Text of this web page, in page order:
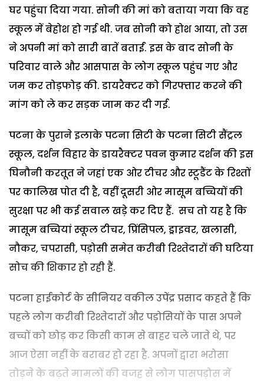
घर पहुंचा दिया गया. सोनी की मां को बताया गया कि वह
स्कूल में बेहोश हो गई थी. जब सोनी को होश आया, तो उस
ने अपनी मां को सारी बातें बताईं. इस के बाद सोनी के
परिवार वाले और आसपास के लोग स्कूल पहुंच गए और
जम कर तोड़फोड़ की. डायरैक्टर को गिरफ्तार करने की
मांग को ले कर सड़क जाम कर दी गई.
पटना के पुराने इलाके पटना सिटी के पटना सिटी सैंट्रल
स्कूल, दर्शन विहार के डायरैक्टर पवन कुमार दर्शन की इस
घिनौनी करतूत ने जहां एक ओर टीचर और स्टूडैंट के रिश्तों
पर कालिख पोत दी है, वहीं दूसरी ओर मासूम बच्चियों की
सुरक्षा पर भी कई सवाल खड़े कर दिए हैं. सच तो यह है कि
मासूम बच्चियां स्कूल टीचर, प्रिंसिपल, ड्राइवर, खलासी,
नौकर, चपरासी, पड़ोसी समेत करीबी रिश्तेदारों की घटिया
सोच की शिकार हो रही हैं.
पटना हाईकोर्ट के सीनियर वकील उपेंद्र प्रसाद कहते हैं कि
पहले लोग करीबी रिश्तेदारों और पड़ोसियों के पास अपने
बच्चों को छोड़ कर किसी काम से बाहर चले जाते थे, पर
आज ऐसा नहीं के बराबर हो रहा है. अपनों द्वारा भरोसा
तोड़ने के बढ़ते मामलों की वजह से लोग पासपड़ोस में